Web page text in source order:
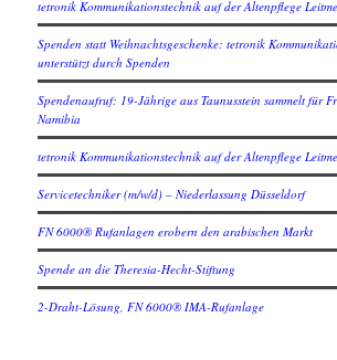
tetronik Kommunikationstechnik auf der Altenpflege
Spenden statt Weihnachtsgeschenke: tetronik
unterstützt durch Spenden
Spendenaufruf: 19-Jährige aus Taunusstein sammelt für
Namibia
tetronik Kommunikationstechnik auf der Altenpflege
Servicetechniker (m/w/d) – Niederlassung Düsseldorf
FN 6000® Rufanlagen erobern den arabischen Markt
Spende an die Theresia-Hecht-Stiftung
2-Draht-Lösung, FN 6000® IMA-Rufanlage